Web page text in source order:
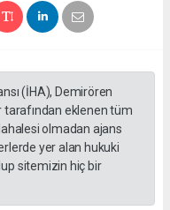
(İHA), Demirören
tarafından eklenen tüm
olmadan ajans
yer alan hukuki
sitemizin hiç bir